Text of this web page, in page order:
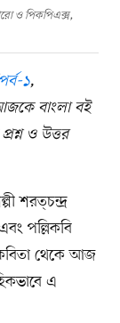
ও পিকপিএক্স,
১,
বাংলা বই
ও উত্তর
শরত্চন্দ্র
পল্লিকবি
থেকে আজ
এ